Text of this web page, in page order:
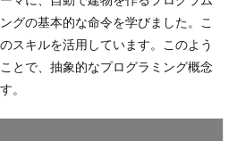
グの基本的な命令を学びました。こ
スキルを活用しています。このよう
とで、抽象的なプログラミング概念
。